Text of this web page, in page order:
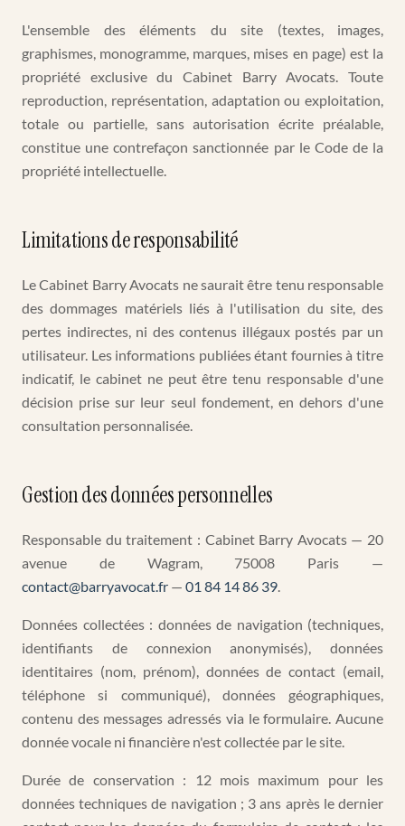
L'ensemble des éléments du site (textes, images,
graphismes, monogramme, marques, mises en page) est la
propriété exclusive du Cabinet Barry Avocats. Toute
reproduction, représentation, adaptation ou exploitation,
totale ou partielle, sans autorisation écrite préalable,
constitue une contrefaçon sanctionnée par le Code de la
propriété intellectuelle.
Limitations de responsabilité
Le Cabinet Barry Avocats ne saurait être tenu responsable
des dommages matériels liés à l'utilisation du site, des
pertes indirectes, ni des contenus illégaux postés par un
utilisateur. Les informations publiées étant fournies à titre
indicatif, le cabinet ne peut être tenu responsable d'une
décision prise sur leur seul fondement, en dehors d'une
consultation personnalisée.
Gestion des données personnelles
Responsable du traitement : Cabinet Barry Avocats — 20
avenue de Wagram, 75008 Paris —
contact@barryavocat.fr — 01 84 14 86 39.
Données collectées : données de navigation (techniques,
identifiants de connexion anonymisés), données
identitaires (nom, prénom), données de contact (email,
téléphone si communiqué), données géographiques,
contenu des messages adressés via le formulaire. Aucune
donnée vocale ni financière n'est collectée par le site.
Durée de conservation : 12 mois maximum pour les
données techniques de navigation ; 3 ans après le dernier